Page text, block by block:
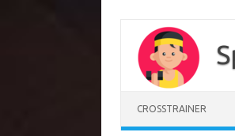
Inhalt
springen
CROSSTRAINER